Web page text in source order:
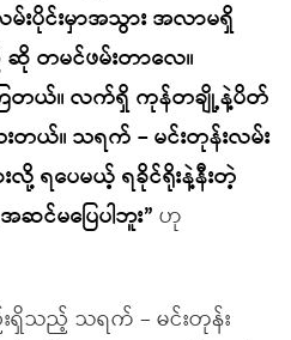
င်းမှာအသွား အလာမရှိ
တမင်ဖမ်းတာလေ။
ကြတယ်။ လက်ရှိ ကုန်တချို့နဲ့ပိတ်
တယ်။ သရက် –မင်းတုန်းလမ်း
လို့ ရပေမယ့် ရခိုင်ရိုးနဲ့နီးတဲ့
င်မပြေပါဘူး” ဟု
သည့် သရက် – မင်းတုန်း